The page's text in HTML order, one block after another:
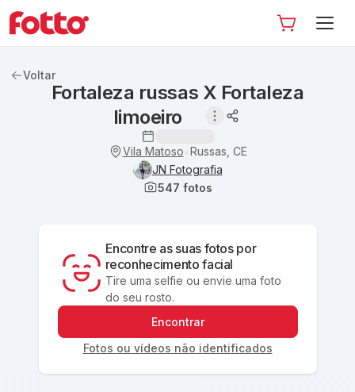
Voltar
Fortaleza russas X Fortaleza
limoeiro
Vila Matoso Russas, CE
JN Fotografia
547 fotos
Encontre as suas fotos por
reconhecimento facial
Tire uma selfie ou envie uma foto
do seu rosto.
Encontrar
Fotos ou vídeos não identificados